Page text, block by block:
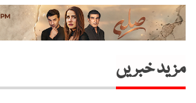
مزید خبریں